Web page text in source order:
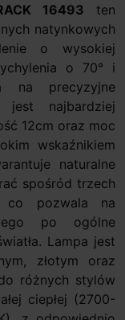
16493 ten
natynkowych
o wysokiej
o 70° i
na precyzyjne
jest najbardziej
12cm oraz moc
wskaźnikiem
naturalne
spośród trzech
co pozwala na
po ogólne
Lampa jest
złotym oraz
różnych stylów
ciepłej (2700-